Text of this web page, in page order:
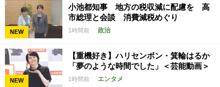
NEW
小池都知事 地方の税収減に配慮を 高
市総理と会談 消費減税めぐり
1時間前 政治
NEW
【重機好き】ハリセンボン・箕輪はるか
「夢のような時間でした」＜芸能動画＞
1時間前 エンタメ